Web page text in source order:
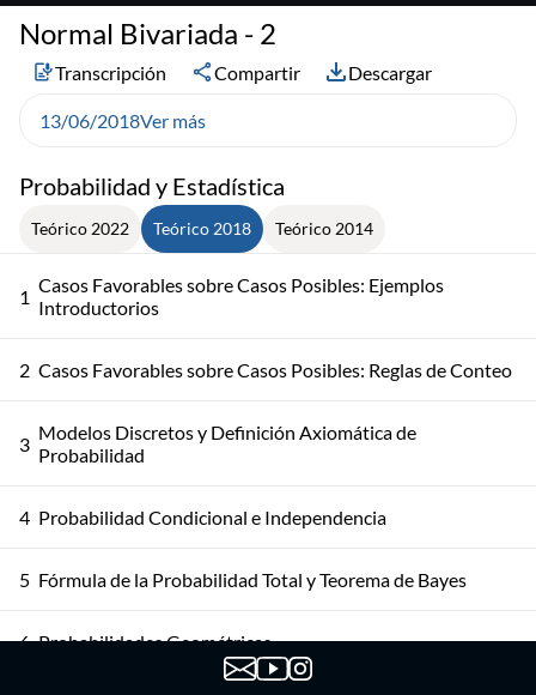
Probabilidad y Estadística
Teórico 2022 Teórico 2018 Teórico 2014
1 Casos Favorables sobre Casos Posibles: Ejemplos
Introductorios
2 Casos Favorables sobre Casos Posibles: Reglas de Conteo
3 Modelos Discretos y Definición Axiomática de
Probabilidad
4 Probabilidad Condicional e Independencia
5 Fórmula de la Probabilidad Total y Teorema de Bayes
6 Probabilidades Geométricas
Normal Bivariada - 2
Transcripción Compartir Descargar
13/06/2018Ver más